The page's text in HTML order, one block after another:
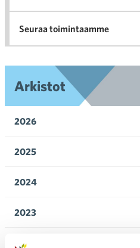
Seuraa toimintaamme
Arkistot
2026
2025
2024
2023
2022